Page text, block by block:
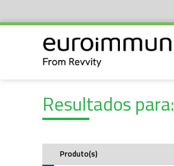
Resultados para:
Produto(s)